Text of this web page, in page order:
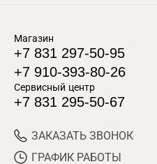
Магазин
+7 831 297-50-95
+7 910-393-80-26
Сервисный центр
+7 831 295-50-67
ЗАКАЗАТЬ ЗВОНОК
ГРАФИК РАБОТЫ